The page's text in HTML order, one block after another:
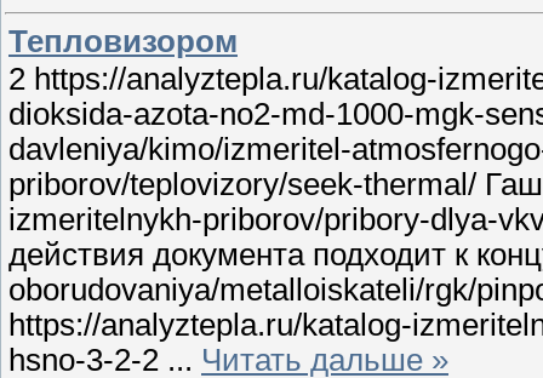
Тепловизором
2 https://analyztepla.ru/katalog-
dioksida-azota-no2-md-1000-mgk-
davleniya/kimo/izmeritel-
priborov/teplovizory/seek-thermal/
izmeritelnykh-priborov/pribory-dlya-
действия документа подходит к
oborudovaniya/metalloiskateli/rgk/
https://analyztepla.ru/katalog-
hsno-3-2-2 ... Читать дальше »